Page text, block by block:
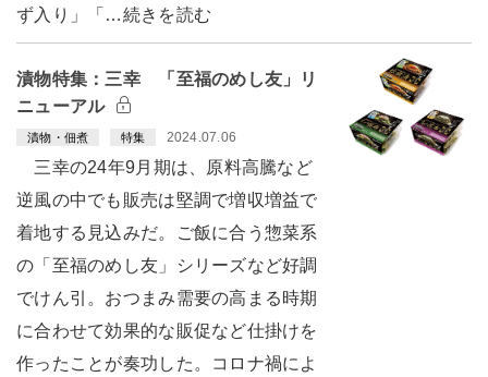
ず入り」「…続きを読む
漬物特集：三幸 「至福のめし友」リ
ニューアル
漬物・佃煮 特集 2024.07.06
三幸の24年9月期は、原料高騰など
逆風の中でも販売は堅調で増収増益で
着地する見込みだ。ご飯に合う惣菜系
の「至福のめし友」シリーズなど好調
でけん引。おつまみ需要の高まる時期
に合わせて効果的な販促など仕掛けを
作ったことが奏功した。コロナ禍によ